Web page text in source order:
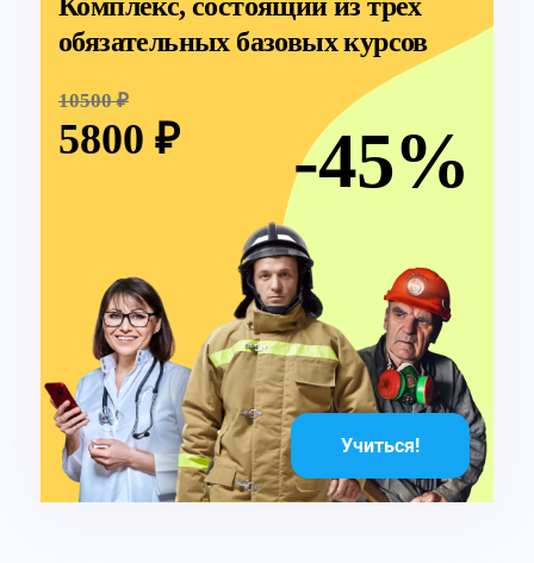
Комплекс, состоящий из трёх
обязательных базовых курсов
Учиться!
10500 ₽
5800 ₽ -45%